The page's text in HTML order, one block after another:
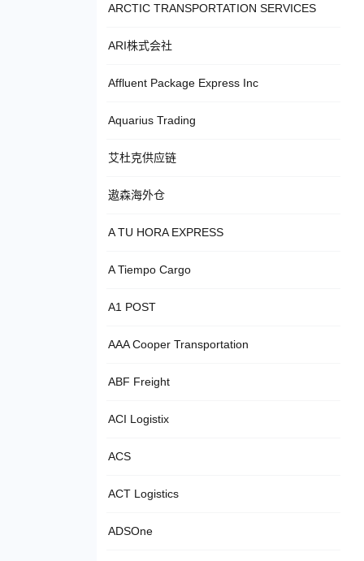
ARCTIC TRANSPORTATION SERVICES
ARI株式会社
Affluent Package Express Inc
Aquarius Trading
艾杜克供应链
遨森海外仓
A TU HORA EXPRESS
A Tiempo Cargo
A1 POST
AAA Cooper Transportation
ABF Freight
ACI Logistix
ACS
ACT Logistics
ADSOne